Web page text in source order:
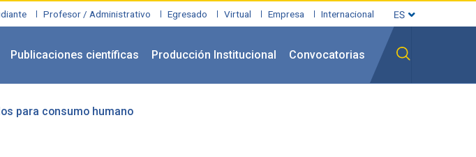
para consumo humano
Profesor / Administrativo Egresado Virtual Empresa Internacional
Publicaciones científicas Producción Institucional Convocatorias